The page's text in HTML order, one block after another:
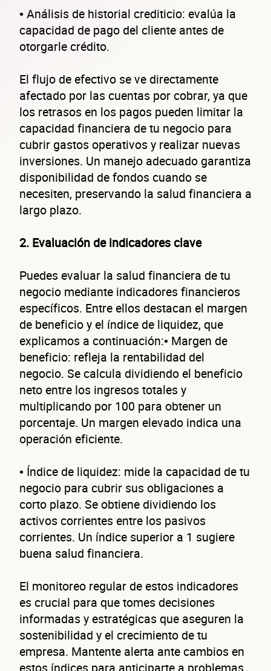
• Análisis de historial crediticio: evalúa la
capacidad de pago del cliente antes de
otorgarle crédito.
El flujo de efectivo se ve directamente
afectado por las cuentas por cobrar, ya que
los retrasos en los pagos pueden limitar la
capacidad financiera de tu negocio para
cubrir gastos operativos y realizar nuevas
inversiones. Un manejo adecuado garantiza
disponibilidad de fondos cuando se
necesiten, preservando la salud financiera a
largo plazo.
2. Evaluación de indicadores clave
Puedes evaluar la salud financiera de tu
negocio mediante indicadores financieros
específicos. Entre ellos destacan el margen
de beneficio y el índice de liquidez, que
explicamos a continuación:• Margen de
beneficio: refleja la rentabilidad del
negocio. Se calcula dividiendo el beneficio
neto entre los ingresos totales y
multiplicando por 100 para obtener un
porcentaje. Un margen elevado indica una
operación eficiente.
• Índice de liquidez: mide la capacidad de tu
negocio para cubrir sus obligaciones a
corto plazo. Se obtiene dividiendo los
activos corrientes entre los pasivos
corrientes. Un índice superior a 1 sugiere
buena salud financiera.
El monitoreo regular de estos indicadores
es crucial para que tomes decisiones
informadas y estratégicas que aseguren la
sostenibilidad y el crecimiento de tu
empresa. Mantente alerta ante cambios en
estos índices para anticiparte a problemas